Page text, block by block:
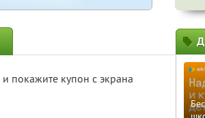
и покажите купон с экрана